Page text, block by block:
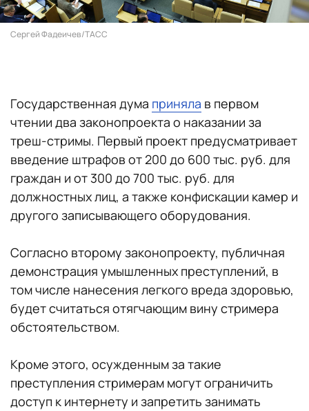
Сергей Фадеичев/ТАСС
Государственная дума приняла в первом
чтении два законопроекта о наказании за
треш-стримы. Первый проект предусматривает
введение штрафов от 200 до 600 тыс. руб. для
граждан и от 300 до 700 тыс. руб. для
должностных лиц, а также конфискации камер и
другого записывающего оборудования.
Согласно второму законопроекту, публичная
демонстрация умышленных преступлений, в
том числе нанесения легкого вреда здоровью,
будет считаться отягчающим вину стримера
обстоятельством.
Кроме этого, осужденным за такие
преступления стримерам могут ограничить
доступ к интернету и запретить занимать